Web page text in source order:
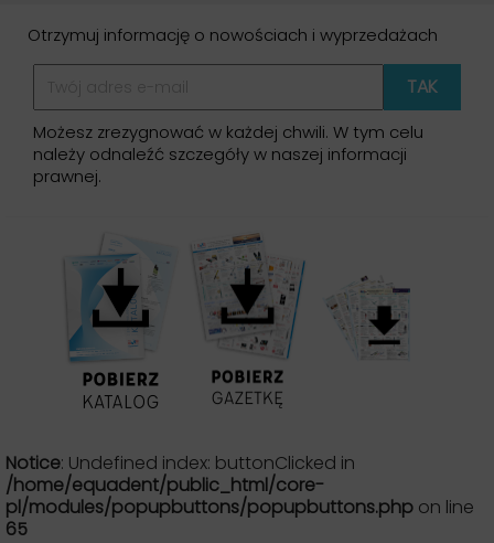
Otrzymuj informację o nowościach i wyprzedażach
Możesz zrezygnować w każdej chwili. W tym celu
należy odnaleźć szczegóły w naszej informacji
prawnej.
Notice: Undefined index: buttonClicked in
/home/equadent/public_html/core-
pl/modules/popupbuttons/popupbuttons.php on line
65